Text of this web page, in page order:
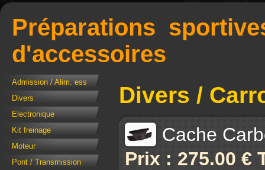
Préparations
d'accessoires
Admission / Alim. ess
Divers
Electronique
Kit freinage
Moteur
Pont / Transmission
Divers /
Cache
Prix : 275.00 €